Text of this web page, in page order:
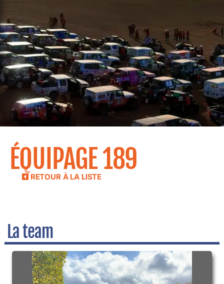
ÉQUIPAGE 189
RETOUR À LA LISTE
La team